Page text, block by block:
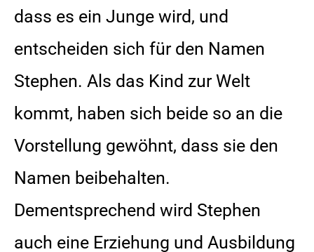
dass es ein Junge wird, und
entscheiden sich für den Namen
Stephen. Als das Kind zur Welt
kommt, haben sich beide so an die
Vorstellung gewöhnt, dass sie den
Namen beibehalten.
Dementsprechend wird Stephen
auch eine Erziehung und Ausbildung